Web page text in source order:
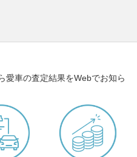
愛車の査定結果をWebでお知ら